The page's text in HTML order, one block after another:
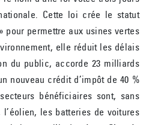
Cette loi crée le statut
pour permettre aux usines vertes
elle réduit les délais
du public, accorde 23 milliards
nouveau crédit d’impôt de 40 %
bénéficiaires sont, sans
les batteries de voitures